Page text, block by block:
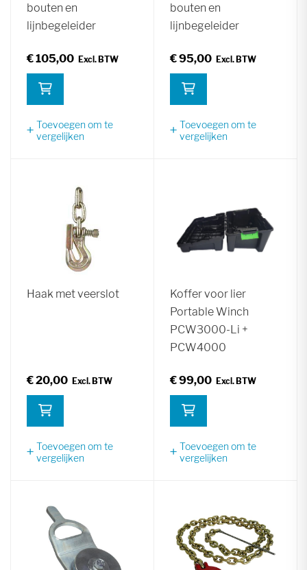
bouten en
lijnbegeleider
€ 105,00
Toevoegen om te
vergelijken
bouten en
lijnbegeleider
€ 95,00
Toevoegen om te
vergelijken
Haak met veerslot
€ 20,00
Toevoegen om te
vergelijken
Koffer voor lier
Portable Winch
PCW3000-Li +
PCW4000
€ 99,00
Toevoegen om te
vergelijken